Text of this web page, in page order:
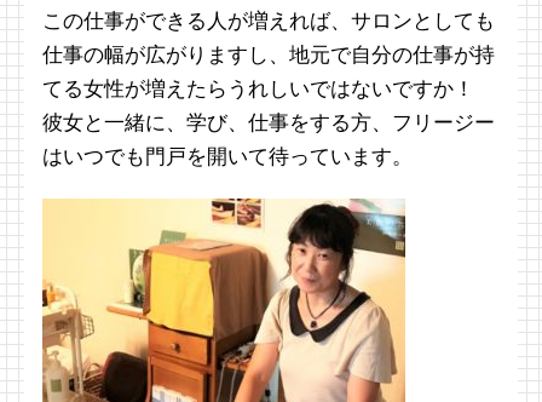
この仕事ができる人が増えれば、サロンとしても
仕事の幅が広がりますし、地元で自分の仕事が持
てる女性が増えたらうれしいではないですか！
彼女と一緒に、学び、仕事をする方、フリージー
はいつでも門戸を開いて待っています。